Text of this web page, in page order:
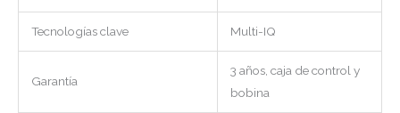
Tecnologías clave Multi-IQ
Garantía
3 años, caja de control y
bobina